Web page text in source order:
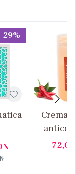
29%
Crema
extract
72,00